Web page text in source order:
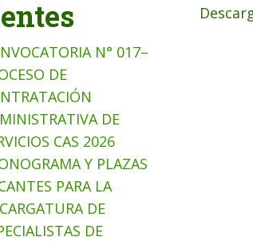
N° 017–
DE
DE
CAS 2026
Y PLAZAS
PARA LA
DE
DE